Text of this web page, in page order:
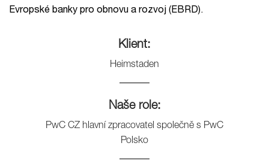
Evropské banky pro obnovu a rozvoj (EBRD).
Klient:
Heimstaden
Naše role:
PwC CZ hlavní zpracovatel společně s PwC
Polsko